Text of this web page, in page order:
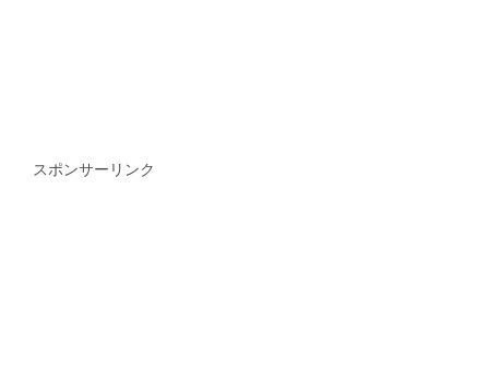
スポンサーリンク